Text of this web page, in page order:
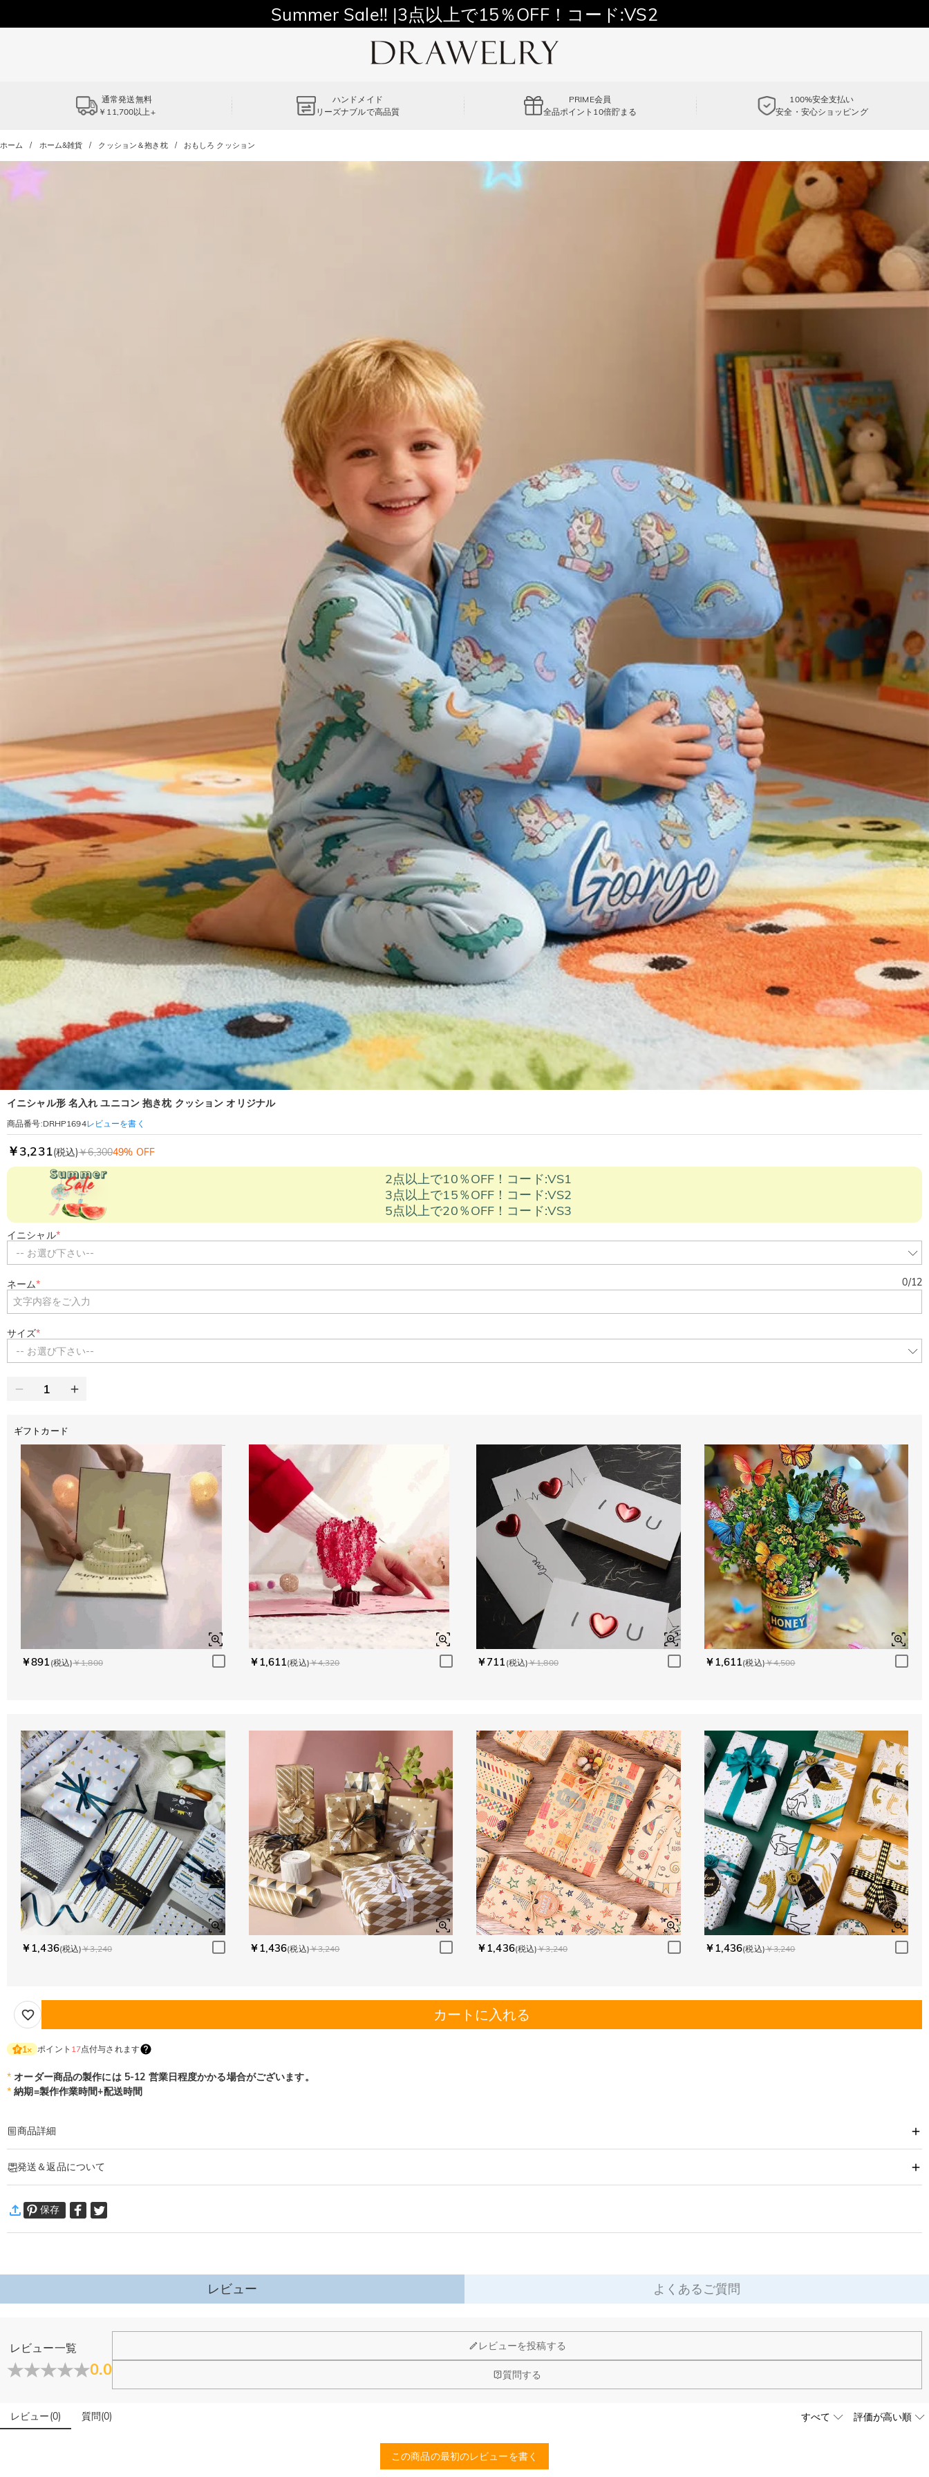
11,700円以上通常配送無料！
Summer Sale!! |3点以上で15％OFF！コード:VS2
通常発送無料
￥11,700以上+
ハンドメイド
リーズナブルで高品質
PRIME会員
全品ポイント10倍貯まる
100%安全支払い
安全・安心ショッピング
ホーム ホーム&雑貨 クッション＆抱き枕 おもしろ クッション
イニシャル形 名入れ ユニコン 抱き枕 クッション オリジナル
商品番号:DRHP1694レビューを書く
￥3,231(税込)￥6,30049% OFF
2点以上で10％OFF！コード:VS1
3点以上で15％OFF！コード:VS2
5点以上で20％OFF！コード:VS3
イニシャル*
-- お選び下さい--
ネーム* 0/12
サイズ*
-- お選び下さい--
ギフトカード
￥891 (税込)￥1,800 ￥1,611(税込)￥4,320 ￥711 (税込)￥1,800 ￥1,611(税込)￥4,500
￥1,436(税込)￥3,240 ￥1,436(税込)￥3,240 ￥1,436(税込)￥3,240 ￥1,436(税込)￥3,240
カートに入れる
1× ポイント 17点付与されます
* オーダー商品の製作には 5-12 営業日程度かかる場合がございます。
* 納期=製作作業時間+配送時間
商品詳細
お好きな柄物やイニシャル、名前などで作った可愛いクッションです。
高品質素材で、柔軟で、刺激のない肌触リ感です。
長期間使用してもへたらず、形を保ちながら適度な反発力を維持します。 単なる柔らかく快適なクッションではなく、インテリアの仕上げとなる存在です。
ソファ、ベッドサイド、テーブル、出窓、その他の装飾要素に添えるだけで、空間のスタイルを瞬時に格上げます。
発送＆返品について
万一、ご注文商品にご満足いただけない場合は、商品が到着後60日以内に返品＆交換できます。
詳細はこちら
保存
レビュー よくあるご質問
レビュー一覧
0.0
レビューを投稿する
質問する
レビュー(0) 質問(0)
この商品の最初のレビューを書く